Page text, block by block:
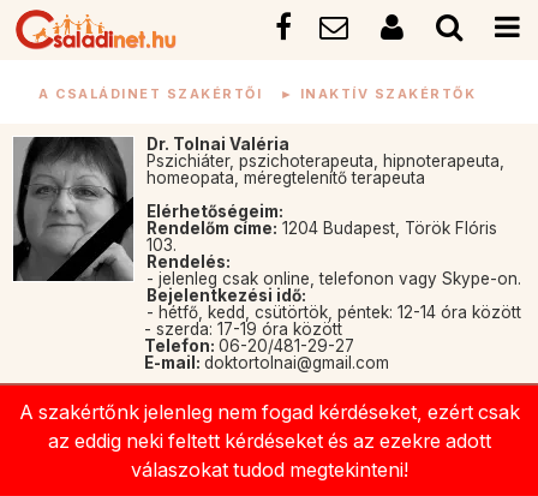
A CSALÁDINET SZAKÉRTŐI ► INAKTÍV SZAKÉRTŐK
Dr. Tolnai Valéria
Pszichiáter, pszichoterapeuta, hipnoterapeuta,
homeopata, méregtelenítő terapeuta
Elérhetőségeim:
Rendelőm címe: 1204 Budapest, Török Flóris
103.
Rendelés:
- jelenleg csak online, telefonon vagy Skype-on.
Bejelentkezési idő:
- hétfő, kedd, csütörtök, péntek: 12-14 óra között
- szerda: 17-19 óra között
Telefon: 06-20/481-29-27
E-mail: doktortolnai@gmail.com
A szakértőnk jelenleg nem fogad kérdéseket, ezért csak
az eddig neki feltett kérdéseket és az ezekre adott
válaszokat tudod megtekinteni!